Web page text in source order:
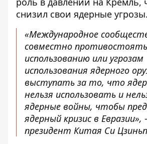
снизил свои ядерные угрозы.
«Международное
совместно противостоять
использованию или угрозам
использования ядерного
выступать за то, что
нельзя использовать и
ядерные войны, чтобы
ядерный кризис в
президент Китая Си